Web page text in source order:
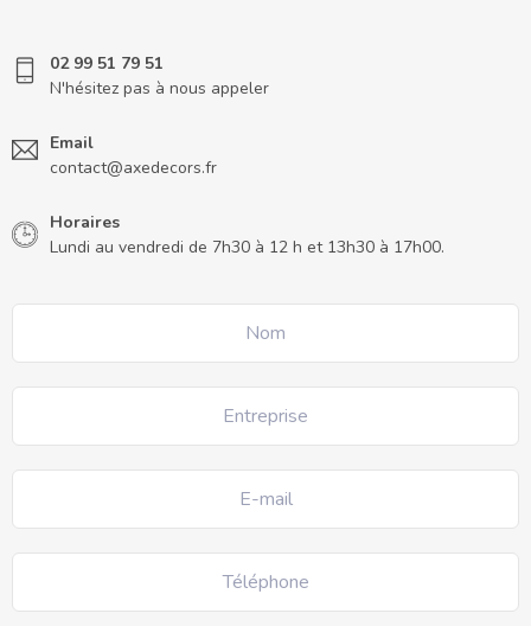
02 99 51 79 51
N'hésitez pas à nous appeler
Email
contact@axedecors.fr
Horaires
Lundi au vendredi de 7h30 à 12 h et 13h30 à 17h00.